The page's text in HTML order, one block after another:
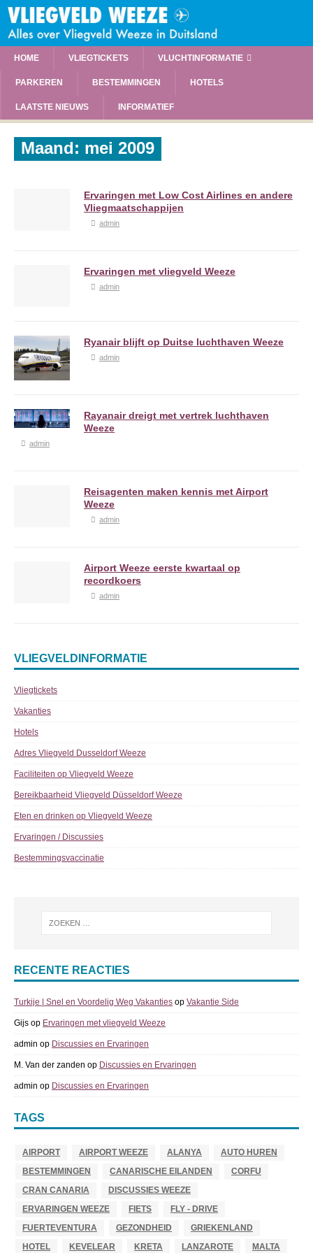
HOME VLIEGTICKETS VLUCHTINFORMATIE
PARKEREN BESTEMMINGEN HOTELS
LAATSTE NIEUWS INFORMATIEF
Maand: mei 2009
Ervaringen met Low Cost Airlines en andere
Vliegmaatschappijen
admin
Ervaringen met vliegveld Weeze
admin
Ryanair blijft op Duitse luchthaven Weeze
admin
Rayanair dreigt met vertrek luchthaven
Weeze
admin
Reisagenten maken kennis met Airport
Weeze
admin
Airport Weeze eerste kwartaal op
recordkoers
admin
VLIEGVELDINFORMATIE
Vliegtickets
Vakanties
Hotels
Adres Vliegveld Dusseldorf Weeze
Faciliteiten op Vliegveld Weeze
Bereikbaarheid Vliegveld Düsseldorf Weeze
Eten en drinken op Vliegveld Weeze
Ervaringen / Discussies
Bestemmingsvaccinatie
RECENTE REACTIES
Turkije | Snel en Voordelig Weg Vakanties op Vakantie Side
Gijs op Ervaringen met vliegveld Weeze
admin op Discussies en Ervaringen
M. Van der zanden op Discussies en Ervaringen
admin op Discussies en Ervaringen
TAGS
AIRPORT AIRPORT WEEZE ALANYA
AUTO HUREN
BESTEMMINGEN
CANARISCHE EILANDEN
CORFU
CRAN CANARIA
DISCUSSIES WEEZE
ERVARINGEN WEEZE
FIETS
FLY - DRIVE
FUERTEVENTURA
GEZONDHEID
GRIEKENLAND
HOTEL
KEVELEAR KRETA LANZAROTE MALTA